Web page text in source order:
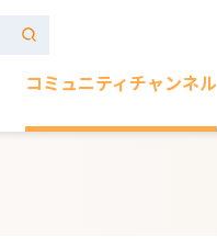
コミュニティチャンネル